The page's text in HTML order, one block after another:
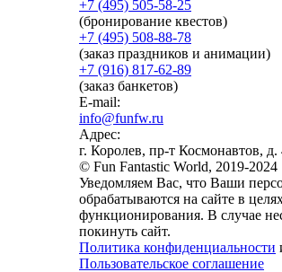
+7 (495) 505-58-25
(бронирование квестов)
+7 (495) 508-88-78
(заказ праздников и анимации)
+7 (916) 817-62-89
(заказ банкетов)
E-mail:
info@funfw.ru
Адрес:
г. Королев, пр-т Космонавтов, д.
© Fun Fantastic World, 2019-2024
Уведомляем Вас, что Ваши
обрабатываются на сайте в
функционирования. В случае
покинуть сайт.
Политика конфиденциальности
Пользовательское соглашение